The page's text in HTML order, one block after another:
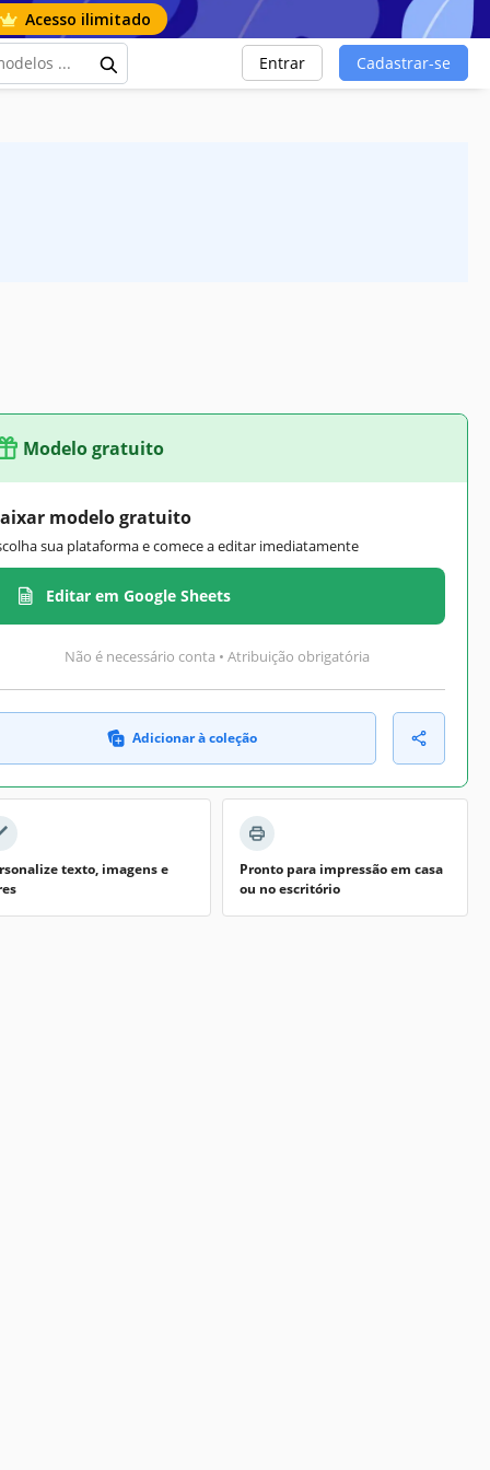
Acesso ilimitado
Entrar Cadastrar-se
Modelo gratuito
modelo gratuito
sua plataforma e comece a editar imediatamente
Editar em Google Sheets
Não é necessário conta • Atribuição obrigatória
Adicionar à coleção
texto, imagens e
Pronto para impressão em casa
ou no escritório